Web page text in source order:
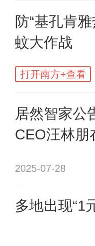
位，万科以
以 252.8 亿
在前200位
团、融创中
产、世茂集
江实业、中
防“基孔肯
蚊大作战
打开南方+查看
居然智家公
CEO汪林朋
2025-07-28
多地出现“1